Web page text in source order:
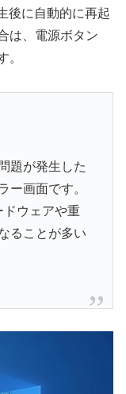
後に自動的に再起
は、電源ボタン
。
題が発生した
ー画面です。
ドウェアや重
ることが多い